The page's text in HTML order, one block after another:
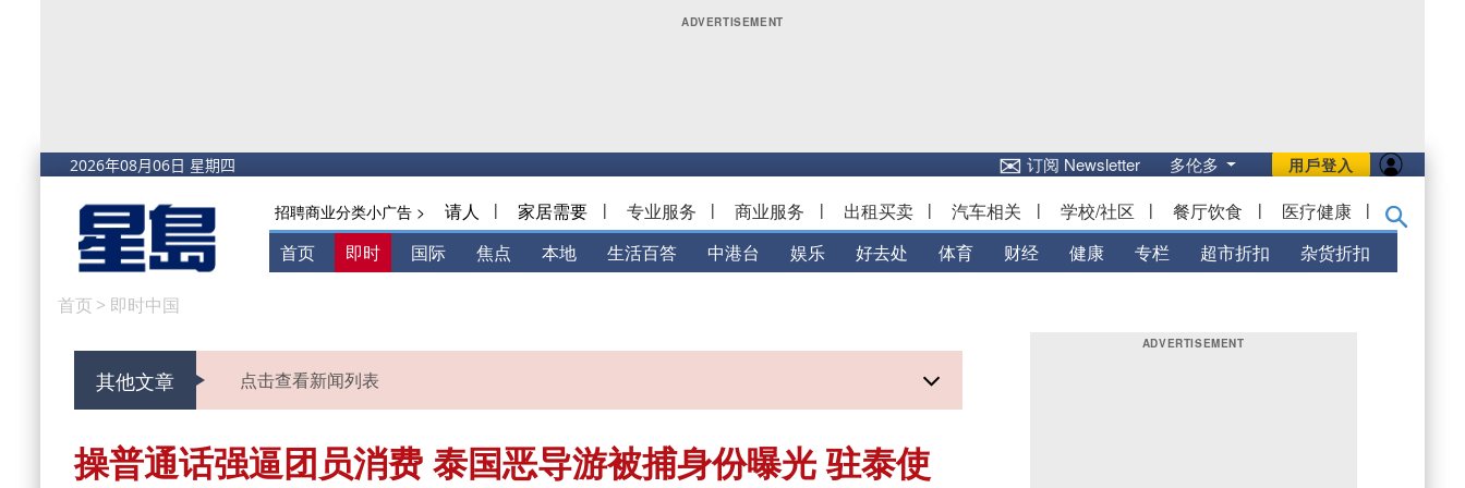
用戶登入
✉订阅 Newsletter 多伦多
招聘商业分类小广告 > 请人 | 家居需要 | 专业服务 | 商业服务 | 出租买卖 | 汽车相关 | 学校/社区 | 餐厅饮食 | 医疗健康 |
首页 即时 国际 焦点 本地 生活百答 中港台 娱乐 好去处 体育 财经 健康 专栏 超市折扣 杂货折扣
首页 > 即时中国
其他文章 点击查看新闻列表
操普通话强逼团员消费 泰国恶导游被捕身份曝光 驻泰使